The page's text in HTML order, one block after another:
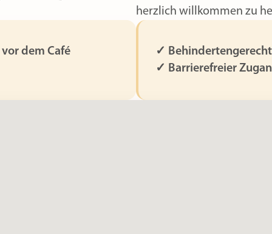
dem Café
herzlich willkommen zu
✓
✓ Barrierefreier